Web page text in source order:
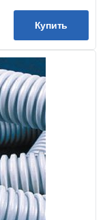
Купить